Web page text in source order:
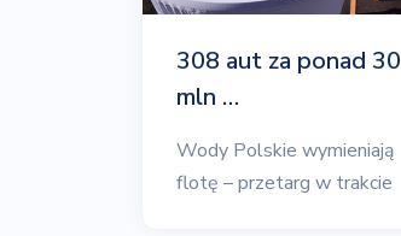
308 aut za ponad 30
mln …
Wody Polskie wymieniają
flotę – przetarg w trakcie